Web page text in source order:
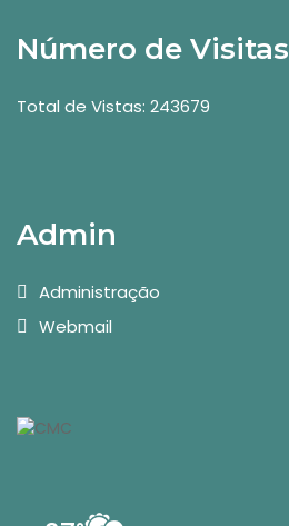
Número de Visitas
Total de Vistas: 243679
Admin
Administração
Webmail